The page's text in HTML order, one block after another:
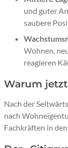
und guter
saubere
Wohnen,
reagieren
Warum
Nach der
nach
Fachkräften in